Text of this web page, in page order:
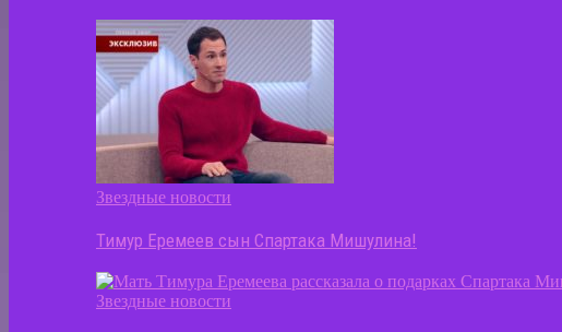
Звездные новости
Тимур Еремеев сын Спартака Мишулина!
Звездные новости